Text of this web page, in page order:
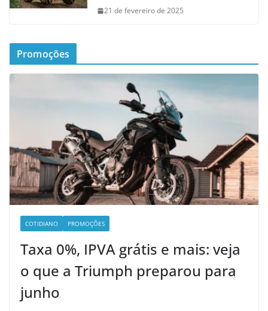
21 de fevereiro de 2025
Promoções
COTIDIANO PROMOÇÕES
Taxa 0%, IPVA grátis e mais: veja
o que a Triumph preparou para
junho